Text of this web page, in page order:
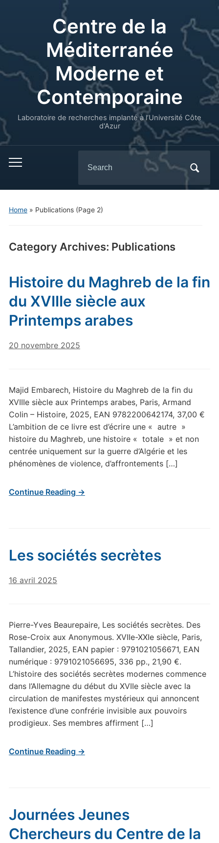
Centre de la
Méditerranée
Moderne et
Contemporaine
Laboratoire de recherches implanté à l’Université Côte
d'Azur
for:
Home» Publications(Page 2)
Category Archives: Publications
Histoire du Maghreb de la fin
du XVIIIe siècle aux
Printemps arabes
20 novembre 2025
Majid Embarech, Histoire du Maghreb de la fin du
XVIIIe siècle aux Printemps arabes, Paris, Armand
Colin – Histoire, 2025, EAN 9782200642174, 37,00 €
L’ambition de ce livre est d’écrire une « autre »
histoire du Maghreb, une histoire « totale » et non
centrée uniquement sur la guerre d’Algérie et les
phénomènes de violence, d’affrontements […]
Continue Reading →
Les sociétés secrètes
16 avril 2025
Pierre-Yves Beaurepaire, Les sociétés secrètes. Des
Rose-Croix aux Anonymous. XVIIe-XXIe siècle, Paris,
Tallandier, 2025, EAN papier : 9791021056671, EAN
numérique : 9791021056695, 336 pp., 21,90 €.
L’histoire des sociétés secrètes modernes commence
dans l’Allemagne du début du XVIIe siècle avec la
circulation de manifestes mystérieux qui annoncent
l’existence d’une confrérie invisible aux pouvoirs
prodigieux. Ses membres affirment […]
Continue Reading →
Journées Jeunes
Chercheurs du Centre de la